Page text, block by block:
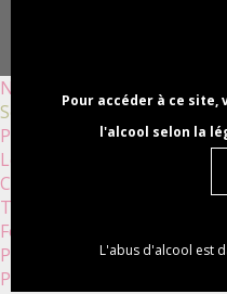
Pour accéder à ce site,
l'alcool selon la
L'abus d'alcool est
principal
NOTRE
Nouveautés
Sélections bio
Produits apéritifs
Légumes
Champignons
Truffes
Foies gras et terrines
Plats cuisinés
Poissons